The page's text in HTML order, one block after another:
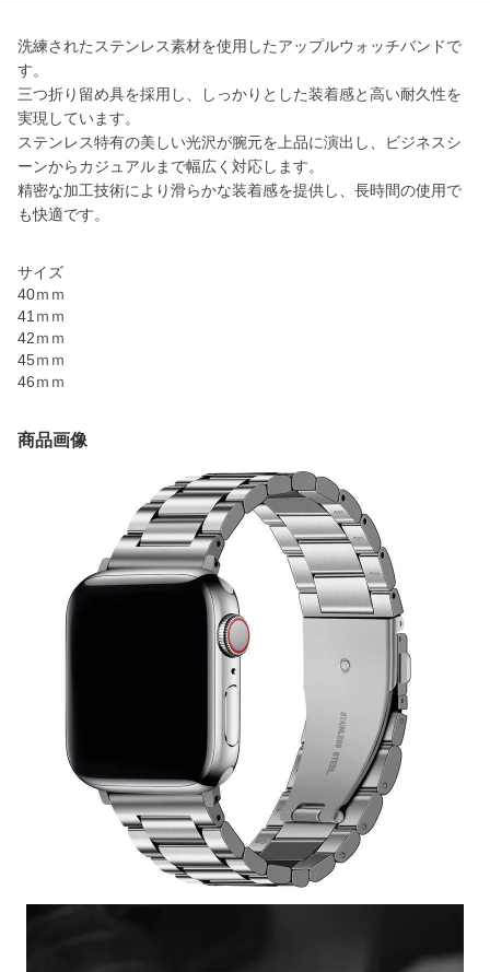
洗練されたステンレス素材を使用したアップルウォッチバンドで
す。
三つ折り留め具を採用し、しっかりとした装着感と高い耐久性を
実現しています。
ステンレス特有の美しい光沢が腕元を上品に演出し、ビジネスシ
ーンからカジュアルまで幅広く対応します。
精密な加工技術により滑らかな装着感を提供し、長時間の使用で
も快適です。
サイズ
40ｍｍ
41ｍｍ
42ｍｍ
45ｍｍ
46ｍｍ
商品画像